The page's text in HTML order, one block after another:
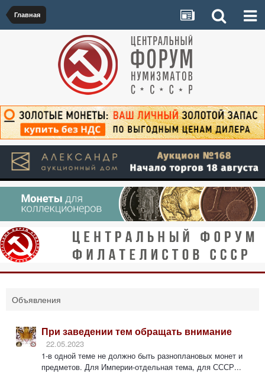
Главная
Объявления
При заведении тем обращать внимание
22.05.2023
1-в одной теме не должно быть разноплановых монет и
предметов. Для Империи-отдельная тема, для СССР...